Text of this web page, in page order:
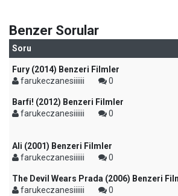
Benzer Sorular
Soru
Fury (2014) Benzeri Filmler
farukeczanesiiiiii
0
Barfi! (2012) Benzeri Filmler
farukeczanesiiiiii
0
Ali (2001) Benzeri Filmler
farukeczanesiiiiii
0
The Devil Wears Prada (2006) Benzeri
farukeczanesiiiiii
0